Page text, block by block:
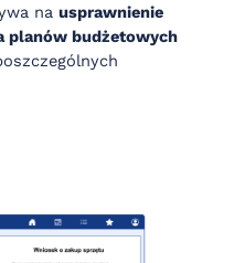
na usprawnienie
planów budżetowych